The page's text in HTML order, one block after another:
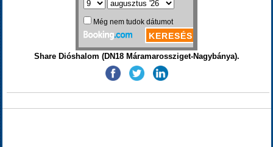
Share Dióshalom (DN18 Máramarossziget-Nagybánya).